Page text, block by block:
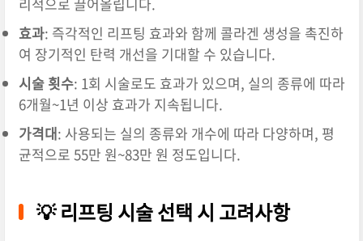
효과: 즉각적인 리프팅 효과와 함께 콜라겐 생성을 촉진하
여 장기적인 탄력 개선을 기대할 수 있습니다.
시술 횟수: 1회 시술로도 효과가 있으며, 실의 종류에 따라
6개월~1년 이상 효과가 지속됩니다.
가격대: 사용되는 실의 종류와 개수에 따라 다양하며, 평
균적으로 55만 원~83만 원 정도입니다.
💡 리프팅 시술 선택 시 고려사항